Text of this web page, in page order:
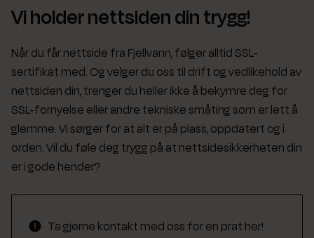
Vi holder nettsiden din trygg!
Når du får nettside fra Fjellvann, følger alltid SSL-
sertifikat med. Og velger du oss til drift og vedlikehold av
nettsiden din, trenger du heller ikke å bekymre deg for
SSL-fornyelse eller andre tekniske småting som er lett å
glemme. Vi sørger for at alt er på plass, oppdatert og i
orden. Vil du føle deg trygg på at nettsidesikkerheten din
er i gode hender?
Ta gjerne kontakt med oss for en prat her!